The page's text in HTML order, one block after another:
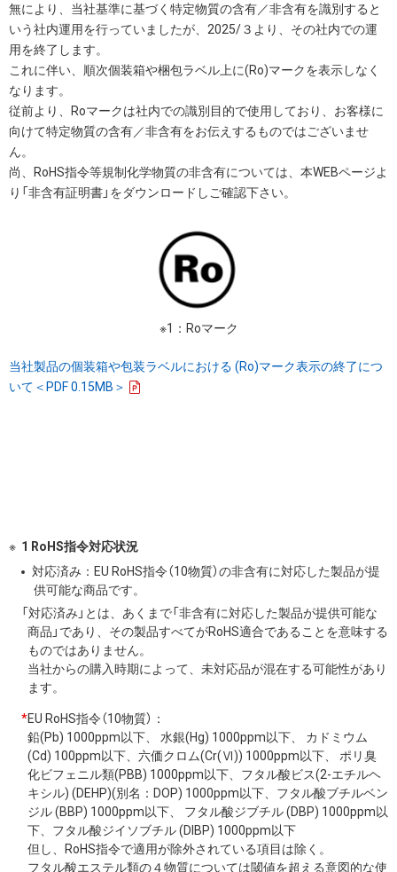
無により、当社基準に基づく特定物質の含有／非含有を識別すると
いう社内運用を行っていましたが、2025/３より、その社内での運
用を終了します。
これに伴い、順次個装箱や梱包ラベル上に(Ro)マークを表示しなく
なります。
従前より、Roマークは社内での識別目的で使用しており、お客様に
向けて特定物質の含有／非含有をお伝えするものではございませ
ん。
尚、RoHS指令等規制化学物質の非含有については、本WEBページよ
り「非含有証明書」をダウンロードしご確認下さい。
※1：Roマーク
当社製品の個装箱や包装ラベルにおける (Ro)マーク表示の終了につ
いて＜PDF 0.15MB＞
1 RoHS指令対応状況
対応済み：EU RoHS指令（10物質）の非含有に対応した製品が提
供可能な商品です。
「対応済み」とは、あくまで「非含有に対応した製品が提供可能な
商品」であり、その製品すべてがRoHS適合であることを意味する
ものではありません。
当社からの購入時期によって、未対応品が混在する可能性があり
ます。
*EU RoHS指令（10物質）：
鉛(Pb) 1000ppm以下、 水銀(Hg) 1000ppm以下、 カドミウム
(Cd) 100ppm以下、六価クロム(Cr(Ⅵ)) 1000ppm以下、 ポリ臭
化ビフェニル類(PBB) 1000ppm以下、フタル酸ビス(2-エチルヘ
キシル) (DEHP)(別名：DOP) 1000ppm以下、フタル酸ブチルベン
ジル (BBP) 1000ppm以下、 フタル酸ジブチル (DBP) 1000ppm以
下、フタル酸ジイソブチル (DIBP) 1000ppm以下
但し、RoHS指令で適用が除外されている項目は除く。
フタル酸エステル類の４物質については閾値を超える意図的な使